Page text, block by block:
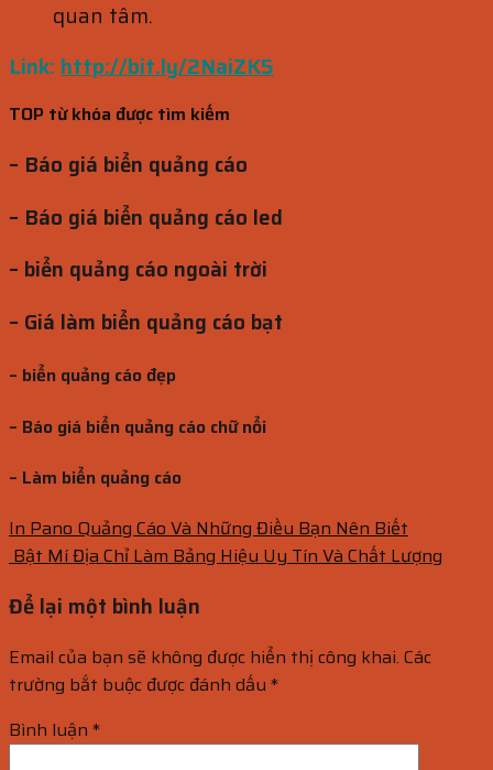
quan tâm.
Link: http://bit.ly/2NaiZK5
TOP từ khóa được tìm kiếm
– Báo giá biển quảng cáo
– Báo giá biển quảng cáo led
– biển quảng cáo ngoài trời
– Giá làm biển quảng cáo bạt
– biển quảng cáo đẹp
– Báo giá biển quảng cáo chữ nổi
– Làm biển quảng cáo
In Pano Quảng Cáo Và Những Điều Bạn Nên Biết
Bật Mí Địa Chỉ Làm Bảng Hiệu Uy Tín Và Chất Lượng
Để lại một bình luận
Email của bạn sẽ không được hiển thị công khai. Các
trường bắt buộc được đánh dấu *
Bình luận *